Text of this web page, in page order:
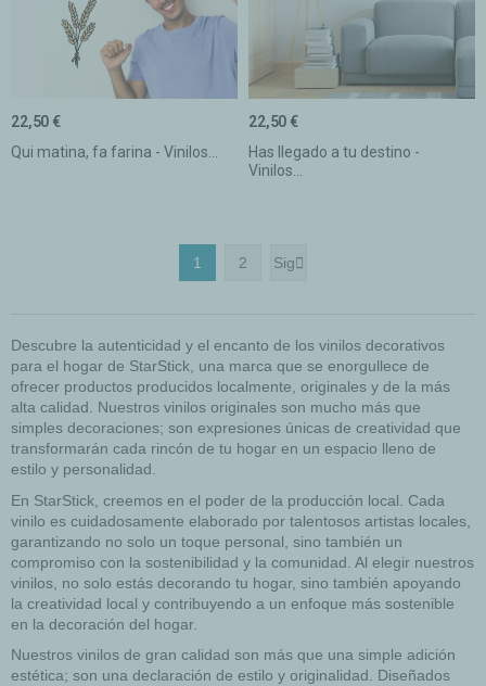
Qui matina, fa farina - Vinilos...
22,50 €
Has llegado a tu destino -
Vinilos...
22,50 €
1 2 Sig
Descubre la autenticidad y el encanto de los vinilos decorativos
para el hogar de StarStick, una marca que se enorgullece de
ofrecer productos producidos localmente, originales y de la más
alta calidad. Nuestros vinilos originales son mucho más que
simples decoraciones; son expresiones únicas de creatividad que
transformarán cada rincón de tu hogar en un espacio lleno de
estilo y personalidad.
En StarStick, creemos en el poder de la producción local. Cada
vinilo es cuidadosamente elaborado por talentosos artistas locales,
garantizando no solo un toque personal, sino también un
compromiso con la sostenibilidad y la comunidad. Al elegir nuestros
vinilos, no solo estás decorando tu hogar, sino también apoyando
la creatividad local y contribuyendo a un enfoque más sostenible
en la decoración del hogar.
Nuestros vinilos de gran calidad son más que una simple adición
estética; son una declaración de estilo y originalidad. Diseñados